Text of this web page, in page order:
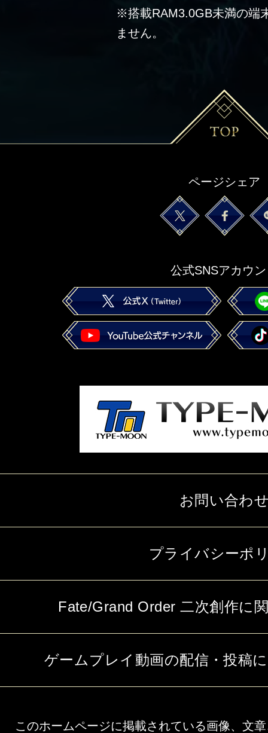
※搭載RAM3.0GB未満の端
ません。
ページシェア
公式SNSアカウ
お問い合わ
プライバシーポ
Fate/Grand Order 二次創作に
ゲームプレイ動画の配信・投稿
このホームページに掲載されている画像、文